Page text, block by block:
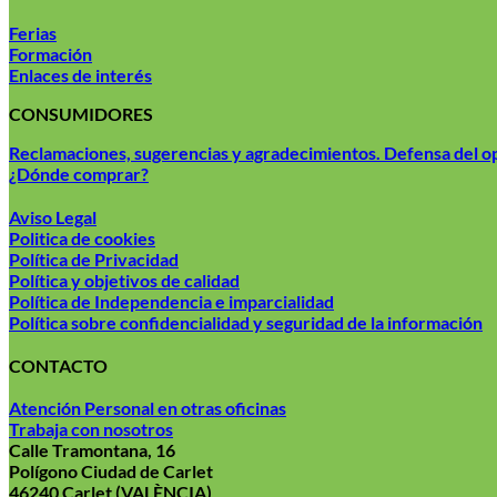
Ferias
Formación
Enlaces de interés
CONSUMIDORES
Reclamaciones, sugerencias y agradecimientos. Defensa del
¿Dónde comprar?
Aviso Legal
Politica de cookies
Política de Privacidad
Política y objetivos de calidad
Política de Independencia e imparcialidad
Política sobre confidencialidad y seguridad de la información
CONTACTO
Atención Personal en otras oficinas
Trabaja con nosotros
Calle Tramontana, 16
Polígono Ciudad de Carlet
46240 Carlet (VALÈNCIA)